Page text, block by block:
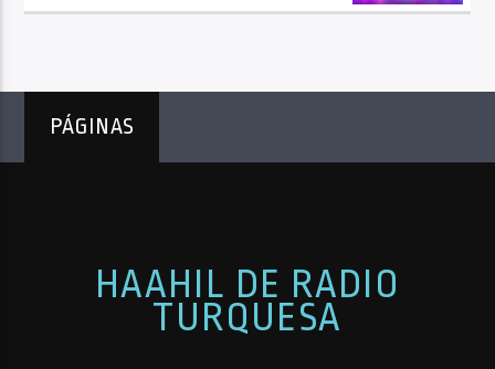
PÁGINAS
HAAHIL DE RADIO
TURQUESA